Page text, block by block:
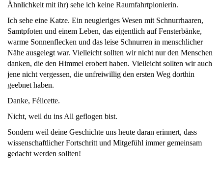
Ähnlichkeit mit ihr) sehe ich keine Raumfahrtpionierin.
Ich sehe eine Katze. Ein neugieriges Wesen mit Schnurrhaaren,
Samtpfoten und einem Leben, das eigentlich auf Fensterbänke,
warme Sonnenflecken und das leise Schnurren in menschlicher
Nähe ausgelegt war. Vielleicht sollten wir nicht nur den Menschen
danken, die den Himmel erobert haben. Vielleicht sollten wir auch
jene nicht vergessen, die unfreiwillig den ersten Weg dorthin
geebnet haben.
Danke, Félicette.
Nicht, weil du ins All geflogen bist.
Sondern weil deine Geschichte uns heute daran erinnert, dass
wissenschaftlicher Fortschritt und Mitgefühl immer gemeinsam
gedacht werden sollten!